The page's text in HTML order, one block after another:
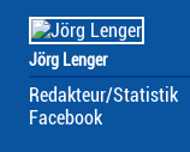
Jörg Lenger
Redakteur/Statistik
Facebook